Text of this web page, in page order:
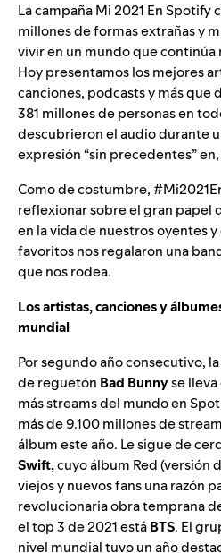
La campaña Mi 2021 En Spotif
millones de formas extrañas y
vivir en un mundo que
Hoy presentamos los mejores
canciones, podcasts y más que
381 millones de personas en
descubrieron el audio durante
expresión “sin precedentes”
Como de costumbre,
reflexionar sobre el gran papel
en la vida de nuestros oyentes
favoritos nos regalaron una
que nos rodea.
Los artistas, canciones y
mundial
Por segundo año consecutivo,
de reguetón Bad Bunnyse
más streams del mundo en
más de 9.100 millones de
álbum este año. Le sigue de
Swift,cuyo álbum Red (versión
viejos y nuevos fans una razón
revolucionaria obra temprana
el top 3 de 2021 estáBTS. El
nivel mundial tuvo un año